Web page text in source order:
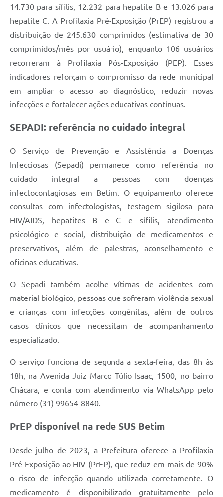
14.730 para sífilis, 12.232 para hepatite B e 13.026 para
hepatite C. A Profilaxia Pré-Exposição (PrEP) registrou a
distribuição de 245.630 comprimidos (estimativa de 30
comprimidos/mês por usuário), enquanto 106 usuários
recorreram à Profilaxia Pós-Exposição (PEP). Esses
indicadores reforçam o compromisso da rede municipal
em ampliar o acesso ao diagnóstico, reduzir novas
infecções e fortalecer ações educativas contínuas.
SEPADI: referência no cuidado integral
O Serviço de Prevenção e Assistência a Doenças
Infecciosas (Sepadi) permanece como referência no
cuidado integral a pessoas com doenças
infectocontagiosas em Betim. O equipamento oferece
consultas com infectologistas, testagem sigilosa para
HIV/AIDS, hepatites B e C e sífilis, atendimento
psicológico e social, distribuição de medicamentos e
preservativos, além de palestras, aconselhamento e
oficinas educativas.
O Sepadi também acolhe vítimas de acidentes com
material biológico, pessoas que sofreram violência sexual
e crianças com infecções congênitas, além de outros
casos clínicos que necessitam de acompanhamento
especializado.
O serviço funciona de segunda a sexta-feira, das 8h às
18h, na Avenida Juiz Marco Túlio Isaac, 1500, no bairro
Chácara, e conta com atendimento via WhatsApp pelo
número (31) 99654-8840.
PrEP disponível na rede SUS Betim
Desde julho de 2023, a Prefeitura oferece a Profilaxia
Pré-Exposição ao HIV (PrEP), que reduz em mais de 90%
o risco de infecção quando utilizada corretamente. O
medicamento é disponibilizado gratuitamente pelo